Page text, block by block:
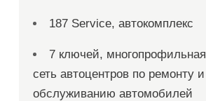
187 Service, автокомплекс
7 ключей, многопрофильная
сеть автоцентров по ремонту и
обслуживанию автомобилей